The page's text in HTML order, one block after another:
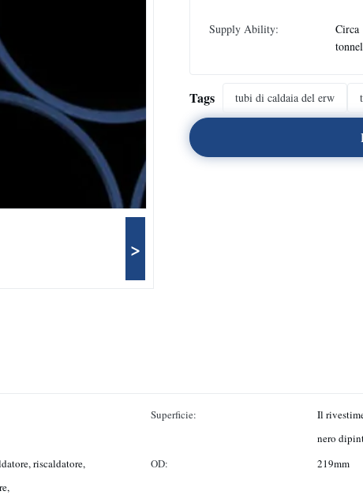
>
Supply Ability:
Circa
Tags tubi di caldaia del erw
Superficie:
Il
nero
riscaldatore,
OD: 219mm